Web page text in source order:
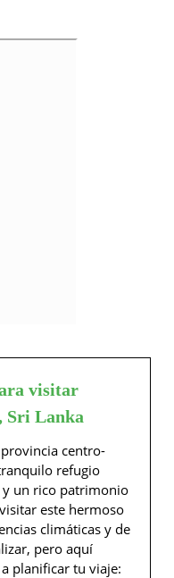
visitar
Sri Lanka
centro-
refugio
y un rico patrimonio
este hermoso
climáticas y de
pero aquí
planificar tu viaje: